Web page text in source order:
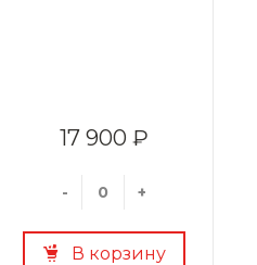
17 900 ₽
- +
В корзину